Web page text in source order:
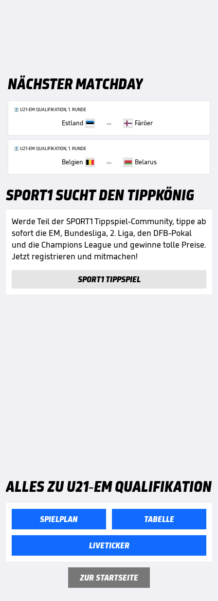
NÄCHSTER MATCHDAY
U21-EM QUALIFIKATION, 1. RUNDE
Estland -:- Färöer
U21-EM QUALIFIKATION, 1. RUNDE
Belgien -:- Belarus
SPORT1 SUCHT DEN TIPPKÖNIG
Werde Teil der SPORT1 Tippspiel-Community, tippe ab
sofort die EM, Bundesliga, 2. Liga, den DFB-Pokal
und die Champions League und gewinne tolle Preise.
Jetzt registrieren und mitmachen!
SPORT1 TIPPSPIEL
ALLES ZU U21-EM QUALIFIKATION
SPIELPLAN TABELLE
LIVETICKER
ZUR STARTSEITE